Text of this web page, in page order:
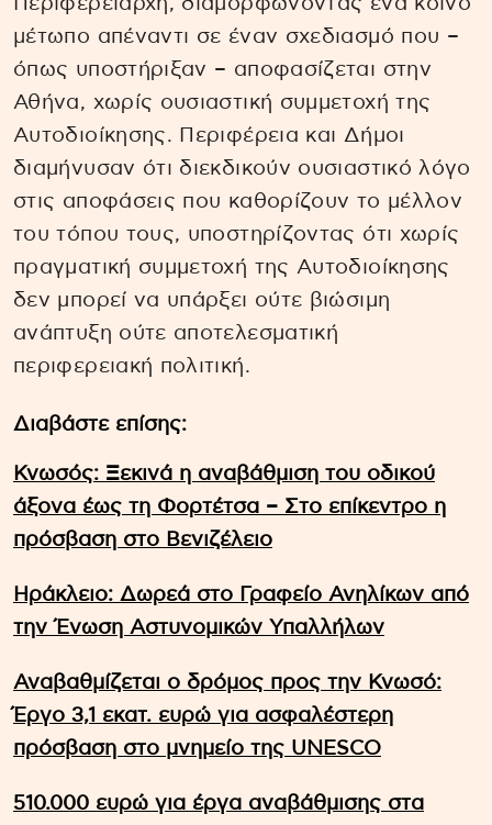
Περιφερειάρχη, διαμορφώνοντας ένα κοινό
μέτωπο απέναντι σε έναν σχεδιασμό που –
όπως υποστήριξαν – αποφασίζεται στην
Αθήνα, χωρίς ουσιαστική συμμετοχή της
Αυτοδιοίκησης. Περιφέρεια και Δήμοι
διαμήνυσαν ότι διεκδικούν ουσιαστικό λόγο
στις αποφάσεις που καθορίζουν το μέλλον
του τόπου τους, υποστηρίζοντας ότι χωρίς
πραγματική συμμετοχή της Αυτοδιοίκησης
δεν μπορεί να υπάρξει ούτε βιώσιμη
ανάπτυξη ούτε αποτελεσματική
περιφερειακή πολιτική.
Διαβάστε επίσης:
Κνωσός: Ξεκινά η αναβάθμιση του οδικού
άξονα έως τη Φορτέτσα – Στο επίκεντρο η
πρόσβαση στο Βενιζέλειο
Ηράκλειο: Δωρεά στο Γραφείο Ανηλίκων από
την Ένωση Αστυνομικών Υπαλλήλων
Αναβαθμίζεται ο δρόμος προς την Κνωσό:
Έργο 3,1 εκατ. ευρώ για ασφαλέστερη
πρόσβαση στο μνημείο της UNESCO
510.000 ευρώ για έργα αναβάθμισης στα